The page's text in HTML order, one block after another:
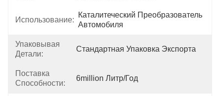
Использование:
Каталитеческий Преобразователь
Автомобиля
Упаковывая
Детали:
Стандартная Упаковка Экспорта
Поставка
Способности:
6million Литр/год